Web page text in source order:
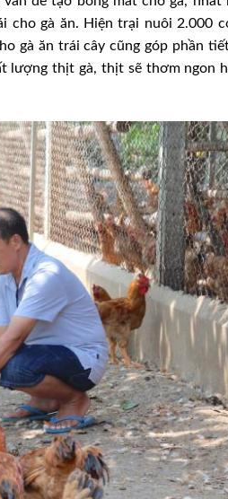
cho gà ăn. Hiện trại nuôi 2.000
gà ăn trái cây cũng góp phần
lượng thịt gà, thịt sẽ thơm ngon